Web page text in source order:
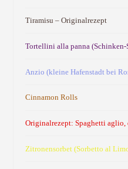
Tiramisu – Originalrezept
Tortellini alla panna (Schinken-
Anzio (kleine Hafenstadt bei
Cinnamon Rolls
Originalrezept: Spaghetti aglio,
Zitronensorbet (Sorbetto al